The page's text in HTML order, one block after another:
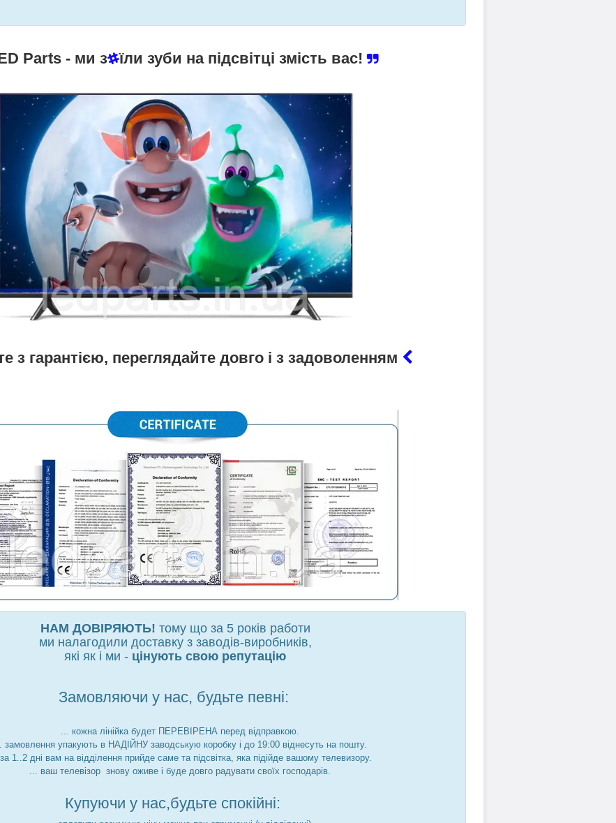
Parts - ми з їли зуби на підсвітці змість вас!
з гарантією, переглядайте довго і з задоволенням
НАМ ДОВІРЯЮТЬ! тому що за 5 років работи
ми налагодили доставку з заводів-виробників,
які як і ми - цінують свою репутацію
Замовляючи у нас, будьте певні:
... кожна лінійка будет ПЕРЕВІРЕНА перед відправкою.
замовлення упакують в НАДІЙНУ заводськую коробку і до 19:00 віднесуть на пошту.
за 1..2 дні вам на відділення прийде саме та підсвітка, яка підійде вашому телевизору.
... ваш телевізор знову оживе і буде довго радувати своїх господарів.
Купуючи у нас,будьте спокійні: